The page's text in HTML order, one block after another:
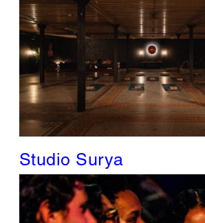
Studio Surya